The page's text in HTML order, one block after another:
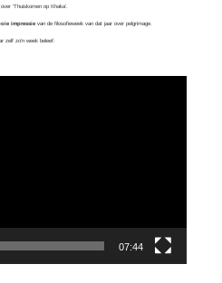
‘Thuiskomen op Ithaka’.
impressievan de filosofieweek van dat jaar overpelgrimage.
zelf zo’n week beleef:
07:44